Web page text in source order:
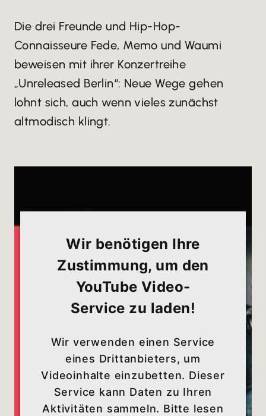
Die drei Freunde und Hip-Hop-
Connaisseure Fede, Memo und Waumi
beweisen mit ihrer Konzertreihe
„Unreleased Berlin“: Neue Wege gehen
lohnt sich, auch wenn vieles zunächst
altmodisch klingt.
Wir benötigen Ihre
Zustimmung, um den
YouTube Video-
Service zu laden!
Wir verwenden einen Service
eines Drittanbieters, um
Videoinhalte einzubetten. Dieser
Service kann Daten zu Ihren
Aktivitäten sammeln. Bitte lesen